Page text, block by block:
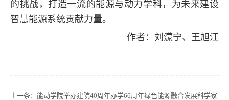
的挑战，打造一流的能源与动力学科，为未来建设
智慧能源系统贡献力量。
作者：刘濛宁、王旭江
上一条： 能动学院举办建院40周年办学66周年绿色能源融合发展科学家